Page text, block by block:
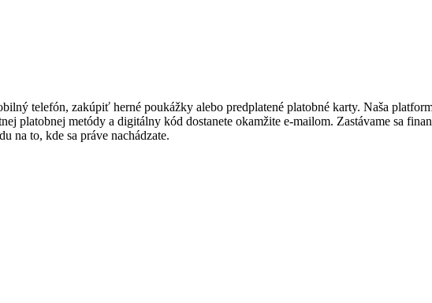
telefón, zakúpiť herné poukážky alebo predplatené platobné karty. Naša
platobnej metódy a digitálny kód dostanete okamžite e-mailom. Zastávame sa
na to, kde sa práve nachádzate.